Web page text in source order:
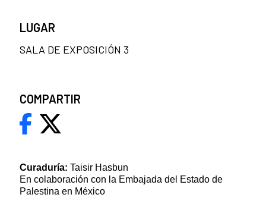
Curaduría: Taisir Hasbun
En colaboración con la Embajada del Estado de
Palestina en México
LUGAR
SALA DE EXPOSICIÓN 3
COMPARTIR